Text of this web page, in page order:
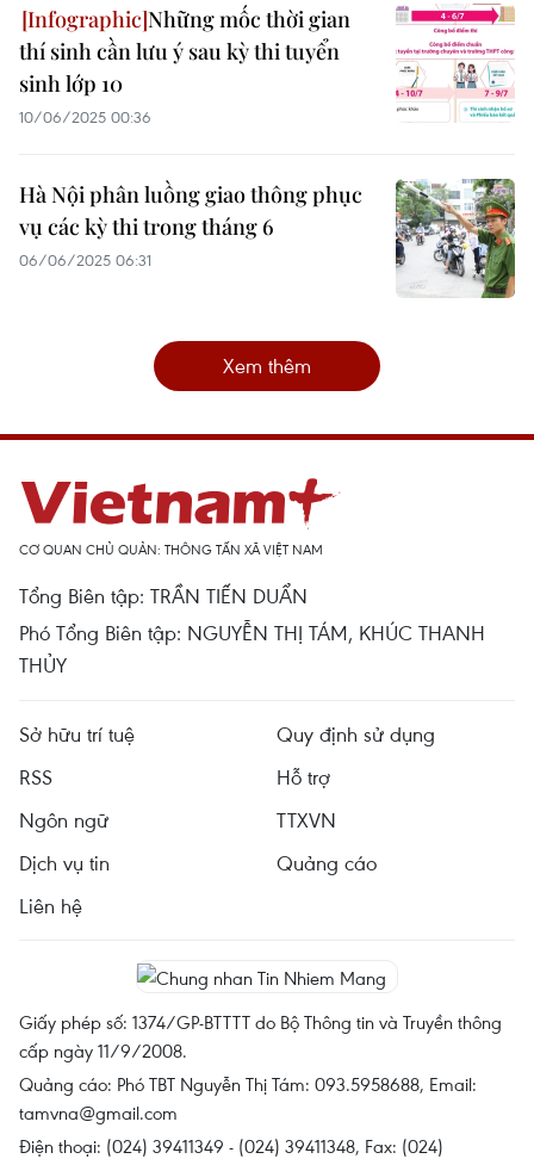
Những mốc thời gian
thí sinh cần lưu ý sau kỳ thi tuyển
sinh lớp 10
10/06/2025 00:36
Hà Nội phân luồng giao thông phục
vụ các kỳ thi trong tháng 6
06/06/2025 06:31
Xem thêm
CƠ QUAN CHỦ QUẢN: THÔNG TẤN XÃ VIỆT NAM
Tổng Biên tập: TRẦN TIẾN DUẨN
Phó Tổng Biên tập: NGUYỄN THỊ TÁM, KHÚC THANH
THỦY
Sở hữu trí tuệ
Quy định sử dụng
RSS
Hỗ trợ
Ngôn ngữ
TTXVN
Dịch vụ tin
Quảng cáo
Liên hệ
Giấy phép số: 1374/GP-BTTTT do Bộ Thông tin và Truyền thông
cấp ngày 11/9/2008.
Quảng cáo: Phó TBT Nguyễn Thị Tám: 093.5958688, Email:
tamvna@gmail.com
Điện thoại: (024) 39411349 - (024) 39411348, Fax: (024)